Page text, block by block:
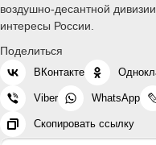
воздушно-десантной
интересы России.
Поделиться
ВКонтакте
Viber WhatsApp
Скопировать ссылку